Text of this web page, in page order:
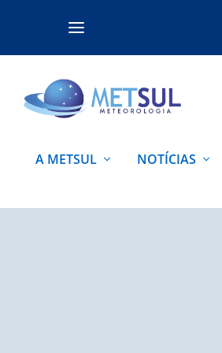
A METSUL NOTÍCIAS